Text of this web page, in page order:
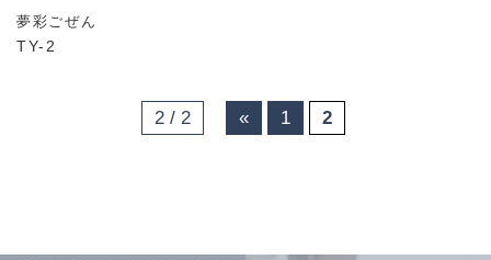
夢彩ごぜん
TY-2
2 / 2 « 1 2